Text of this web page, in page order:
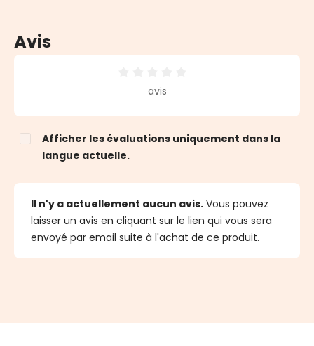
Avis
Note moyenne de 0 sur 5 étoiles
avis
Afficher les évaluations uniquement dans la
langue actuelle.
Il n'y a actuellement aucun avis. Vous pouvez
laisser un avis en cliquant sur le lien qui vous sera
envoyé par email suite à l'achat de ce produit.